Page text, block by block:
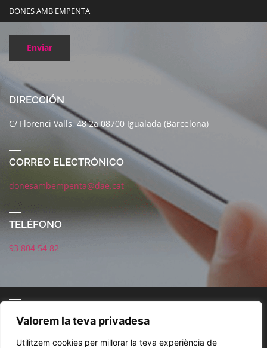
Valorem la teva privadesa
Utilitzem cookies per millorar la teva experiència de
DONES AMB EMPENTA
Enviar
DIRECCIÓN
C/ Florenci Valls, 48 2a 08700 Igualada (Barcelona)
CORREO ELECTRÓNICO
donesambempenta@dae.cat
TELÉFONO
93 804 54 82